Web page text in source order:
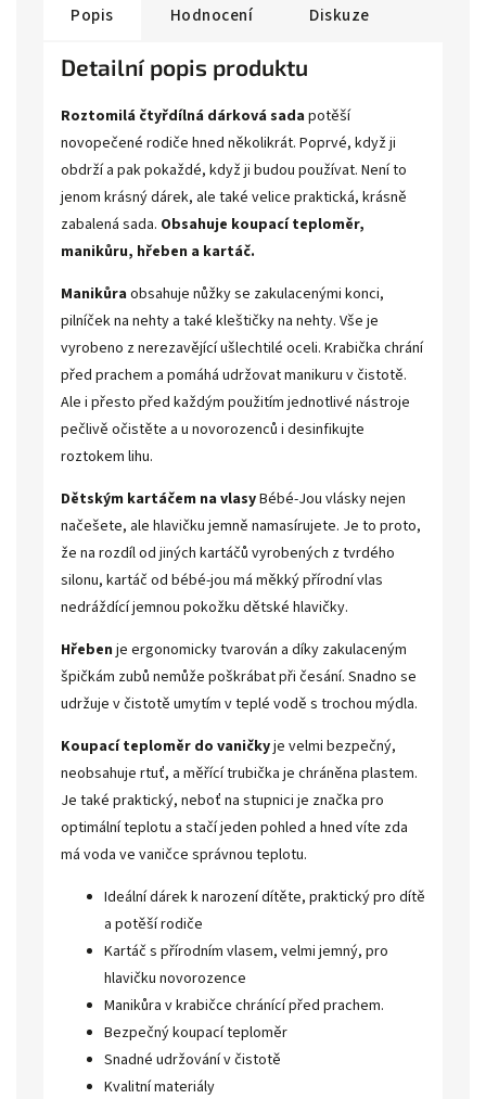
Popis Hodnocení Diskuze
Detailní popis produktu
Roztomilá čtyřdílná dárková sada potěší
novopečené rodiče hned několikrát. Poprvé, když ji
obdrží a pak pokaždé, když ji budou používat. Není to
jenom krásný dárek, ale také velice praktická, krásně
zabalená sada. Obsahuje koupací teploměr,
manikůru, hřeben a kartáč.
Manikůra obsahuje nůžky se zakulacenými konci,
pilníček na nehty a také kleštičky na nehty. Vše je
vyrobeno z nerezavějící ušlechtilé oceli. Krabička chrání
před prachem a pomáhá udržovat manikuru v čistotě.
Ale i přesto před každým použitím jednotlivé nástroje
pečlivě očistěte a u novorozenců i desinfikujte
roztokem lihu.
Dětským kartáčem na vlasyBébé-Jou vlásky nejen
načešete, ale hlavičku jemně namasírujete. Je to proto,
že na rozdíl od jiných kartáčů vyrobených z tvrdého
silonu, kartáč od bébé-jou má měkký přírodní vlas
nedráždící jemnou pokožku dětské hlavičky.
Hřeben je ergonomicky tvarován a díky zakulaceným
špičkám zubů nemůže poškrábat při česání. Snadno se
udržuje v čistotě umytím v teplé vodě s trochou mýdla.
Koupací teploměr do vaničkyje velmi bezpečný,
neobsahuje rtuť, a měřící trubička je chráněna plastem.
Je také praktický, neboť na stupnici je značka pro
optimální teplotu a stačí jeden pohled a hned víte zda
má voda ve vaničce správnou teplotu.
Ideální dárek k narození dítěte, praktický pro dítě
a potěší rodiče
Kartáč s přírodním vlasem, velmi jemný, pro
hlavičku novorozence
Manikůra v krabičce chránící před prachem.
Bezpečný koupací teploměr
Snadné udržování v čistotě
Kvalitní materiály